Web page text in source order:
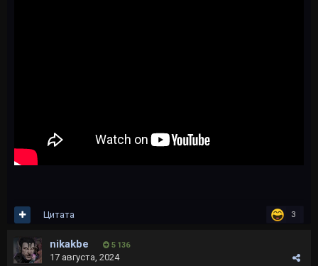
3
Цитата
nikakbe 5 136
17 августа, 2024